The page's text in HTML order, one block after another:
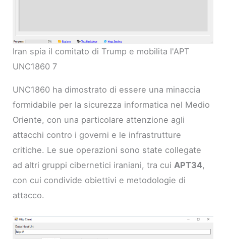
Iran spia il comitato di Trump e mobilita l'APT
UNC1860 7
UNC1860 ha dimostrato di essere una minaccia
formidabile per la sicurezza informatica nel Medio
Oriente, con una particolare attenzione agli
attacchi contro i governi e le infrastrutture
critiche. Le sue operazioni sono state collegate
ad altri gruppi cibernetici iraniani, tra cui APT34,
con cui condivide obiettivi e metodologie di
attacco.